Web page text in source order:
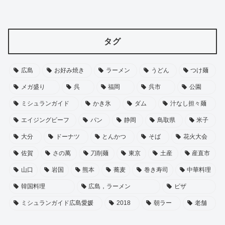
タグ
広島 お好み焼き ラーメン うどん つけ麺
メガ盛り 呉 福岡 呉市 公園
ミシュランガイド かき氷 ダム 汁なし担々麺
エイジングビーフ パン 静岡 鳥取県 米子
大分 ドーナツ とんかつ そば 花火大会
佐賀 さの萬 刀削麺 東京 土産 産直市
山口 岩国 熊本 蕎麦 巻き寿司 中華料理
韓国料理 広島，ラーメン ピザ
ミシュランガイド広島愛媛 2018 朝ラー 老舗